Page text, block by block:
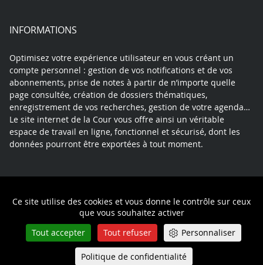
Ce site utilise des cookies et vous donne le contrôle sur ceux
que vous souhaitez activer
Tout accepter
Tout refuser Personnaliser
Politique de confidentialité
INFORMATIONS
Optimisez votre expérience utilisateur en vous créant un
compte personnel : gestion de vos notifications et de vos
abonnements, prise de notes à partir de n’importe quelle
page consultée, création de dossiers thématiques,
enregistrement de vos recherches, gestion de votre agenda…
Le site internet de la Cour vous offre ainsi un véritable
espace de travail en ligne, fonctionnel et sécurisé, dont les
données pourront être exportées à tout moment.
Politique de confidentialité
Queue-Fair